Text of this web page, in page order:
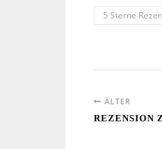
5 Sterne
ÄLTER
REZENSION